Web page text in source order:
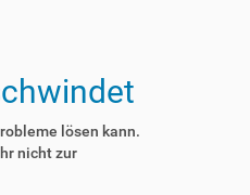
lösen kann.
nicht zur